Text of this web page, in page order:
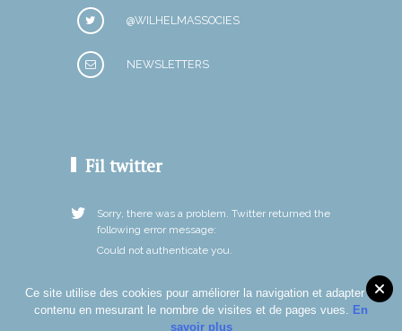
@WILHELMASSOCIES
NEWSLETTERS
Fil twitter
Sorry, there was a problem. Twitter returned the
following error message:
Could not authenticate you.
Ce site utilise des cookies pour améliorer la navigation et adapter le
contenu en mesurant le nombre de visites et de pages vues. En
savoir plus